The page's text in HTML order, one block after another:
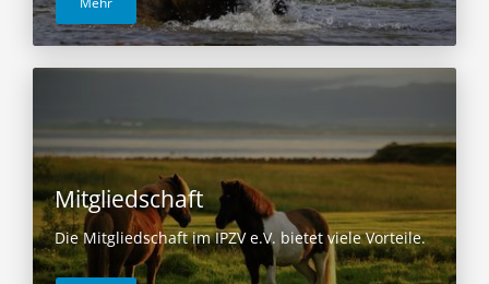
Mitgliedschaft
Die Mitgliedschaft im IPZV e.V. bietet viele Vorteile.